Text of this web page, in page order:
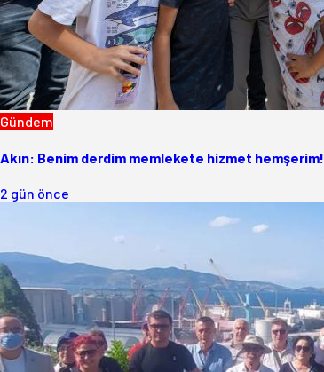
Gündem
Akın: Benim derdim memlekete hizmet hemşerim!
2 gün önce